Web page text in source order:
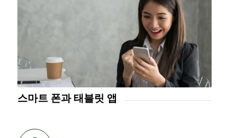
스마트 폰과 태블릿 앱